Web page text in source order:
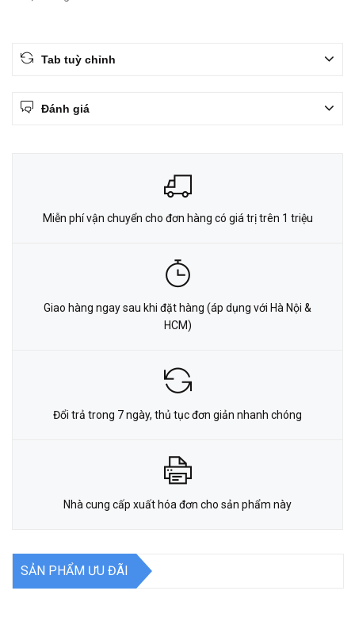
Tab tuỳ chỉnh
Đánh giá
Miễn phí vận chuyển cho đơn hàng có giá trị trên 1 triệu
Giao hàng ngay sau khi đặt hàng (áp dụng với Hà Nội &
HCM)
Đổi trả trong 7 ngày, thủ tục đơn giản nhanh chóng
Nhà cung cấp xuất hóa đơn cho sản phẩm này
SẢN PHẨM ƯU ĐÃI